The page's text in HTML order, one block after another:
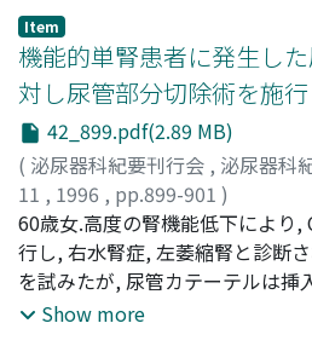
バルーンで24Frまで拡張した.切
ロトミー用尿管カテーテル(6/
後に抜去した.手術時間は45分間
院した.特に手術に関する合併症
静脈性腎盂撮影と利尿レノグラム
程度は改善していた
Item
機能的単腎患者に発生し
対し尿管部分切除術を施
42_899.pdf(2.89 MB)
( 泌尿器科紀要刊行会 , 泌尿器科
11 , 1996 , pp.899-901 )
有澤, 千鶴;安藤, 正夫;岡野, 匡雄;
ANDO, Masao;OKANO, Tadao
60歳女.高度の腎機能低下により,
行し, 右水腎症, 左萎縮腎と診断
を試みたが, 尿管カテーテルは挿
設し順行性腎盂造影を施行したと
Show more